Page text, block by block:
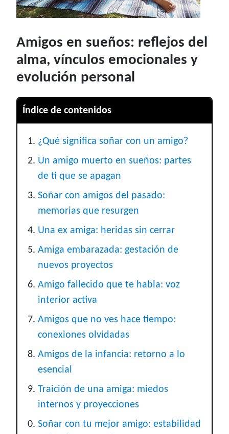
Amigos en sueños: reflejos del
alma, vínculos emocionales y
evolución personal
Índice de contenidos
¿Qué significa soñar con un amigo?
Un amigo muerto en sueños: partes
de ti que se apagan
Soñar con amigos del pasado:
memorias que resurgen
Una ex amiga: heridas sin cerrar
Amiga embarazada: gestación de
nuevos proyectos
Amigo fallecido que te habla: voz
interior activa
Amigos que no ves hace tiempo:
conexiones olvidadas
Amigos de la infancia: retorno a lo
esencial
Traición de una amiga: miedos
internos y proyecciones
Soñar con tu mejor amigo: estabilidad